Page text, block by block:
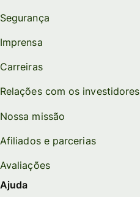
Segurança
Imprensa
Carreiras
Relações com os investidores
Nossa missão
Afiliados e parcerias
Avaliações
Ajuda